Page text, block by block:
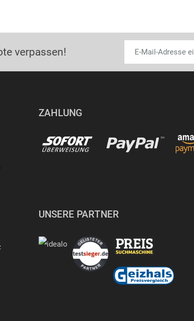
verpassen!
ZAHLUNG
UNSERE PARTNER